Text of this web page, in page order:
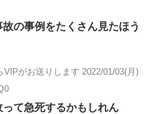
の事例をたくさん見たほう
VIPがお送りします 2022/01/03(月)
て急死するかもしれん